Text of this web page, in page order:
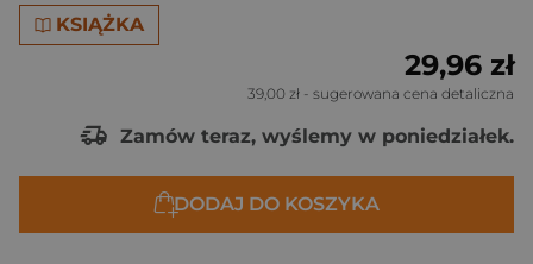
KSIĄŻKA
29,96 zł
39,00 zł - sugerowana cena detaliczna
Zamów teraz, wyślemy w poniedziałek.
DODAJ DO KOSZYKA